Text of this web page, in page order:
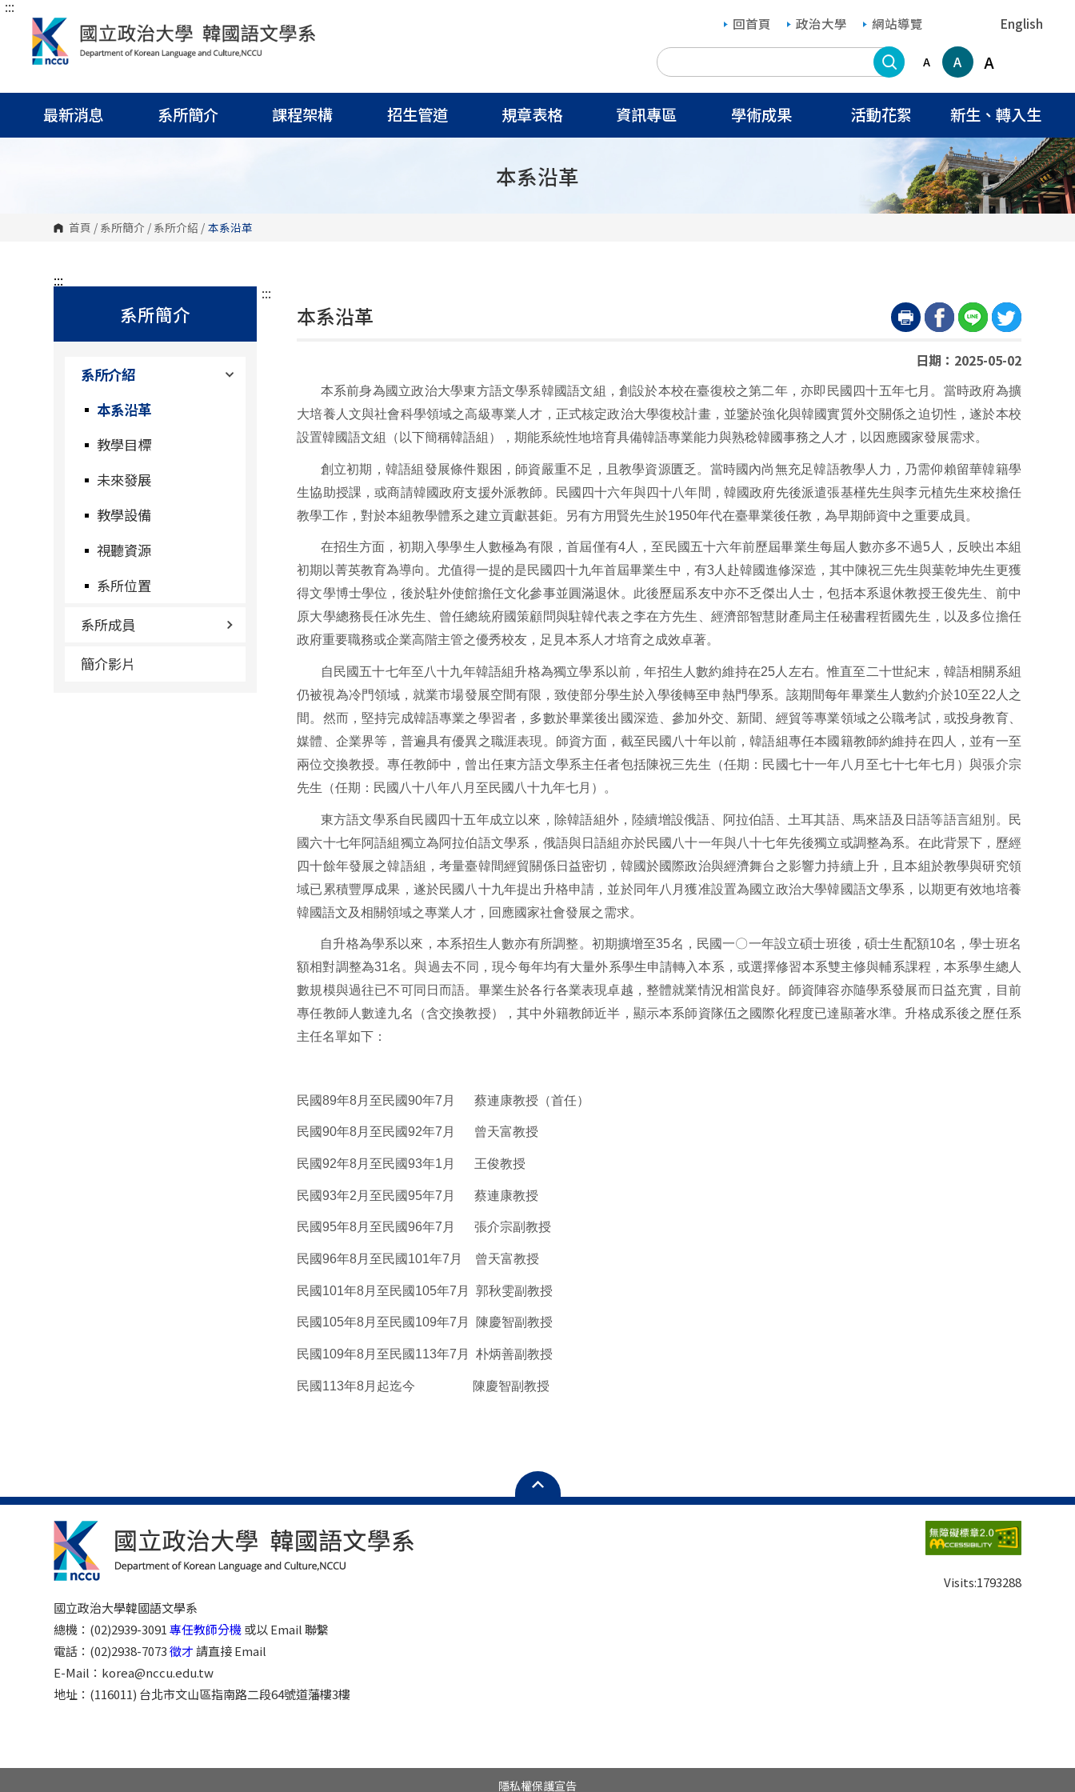
跳
塊
:::
回首頁 政治大學 網站導覽 English
搜尋A A A
最新消息 系所簡介 課程架構 招生管道 規章表格 資訊專區 學術成果 活動花絮 新生、轉入生
本系沿革
首頁 / 系所簡介 / 系所介紹 / 本系沿革
:::
系所簡介
系所介紹
本系沿革
教學目標
未來發展
教學設備
視聽資源
系所位置
系所成員
簡介影片
:::
本系沿革
日期：2025-05-02
本系前身為國立政治大學東方語文學系韓國語文組，創設於本校在臺復校之第二年，亦即民國四十五年七月。當時政府為擴
大培養人文與社會科學領域之高級專業人才，正式核定政治大學復校計畫，並鑒於強化與韓國實質外交關係之迫切性，遂於本校
設置韓國語文組（以下簡稱韓語組），期能系統性地培育具備韓語專業能力與熟稔韓國事務之人才，以因應國家發展需求。
創立初期，韓語組發展條件艱困，師資嚴重不足，且教學資源匱乏。當時國內尚無充足韓語教學人力，乃需仰賴留華韓籍學
生協助授課，或商請韓國政府支援外派教師。民國四十六年與四十八年間，韓國政府先後派遣張基槿先生與李元植先生來校擔任
教學工作，對於本組教學體系之建立貢獻甚鉅。另有方用賢先生於1950年代在臺畢業後任教，為早期師資中之重要成員。
在招生方面，初期入學學生人數極為有限，首屆僅有4人，至民國五十六年前歷屆畢業生每屆人數亦多不過5人，反映出本組
初期以菁英教育為導向。尤值得一提的是民國四十九年首屆畢業生中，有3人赴韓國進修深造，其中陳祝三先生與葉乾坤先生更獲
得文學博士學位，後於駐外使館擔任文化參事並圓滿退休。此後歷屆系友中亦不乏傑出人士，包括本系退休教授王俊先生、前中
原大學總務長任冰先生、曾任總統府國策顧問與駐韓代表之李在方先生、經濟部智慧財產局主任秘書程哲國先生，以及多位擔任
政府重要職務或企業高階主管之優秀校友，足見本系人才培育之成效卓著。
自民國五十七年至八十九年韓語組升格為獨立學系以前，年招生人數約維持在25人左右。惟直至二十世紀末，韓語相關系組
仍被視為冷門領域，就業市場發展空間有限，致使部分學生於入學後轉至申熱門學系。該期間每年畢業生人數約介於10至22人之
間。然而，堅持完成韓語專業之學習者，多數於畢業後出國深造、參加外交、新聞、經貿等專業領域之公職考試，或投身教育、
媒體、企業界等，普遍具有優異之職涯表現。師資方面，截至民國八十年以前，韓語組專任本國籍教師約維持在四人，並有一至
兩位交換教授。專任教師中，曾出任東方語文學系主任者包括陳祝三先生（任期：民國七十一年八月至七十七年七月）與張介宗
先生（任期：民國八十八年八月至民國八十九年七月）。
東方語文學系自民國四十五年成立以來，除韓語組外，陸續增設俄語、阿拉伯語、土耳其語、馬來語及日語等語言組別。民
國六十七年阿語組獨立為阿拉伯語文學系，俄語與日語組亦於民國八十一年與八十七年先後獨立或調整為系。在此背景下，歷經
四十餘年發展之韓語組，考量臺韓間經貿關係日益密切，韓國於國際政治與經濟舞台之影響力持續上升，且本組於教學與研究領
域已累積豐厚成果，遂於民國八十九年提出升格申請，並於同年八月獲准設置為國立政治大學韓國語文學系，以期更有效地培養
韓國語文及相關領域之專業人才，回應國家社會發展之需求。
自升格為學系以來，本系招生人數亦有所調整。初期擴增至35名，民國一〇一年設立碩士班後，碩士生配額10名，學士班名
額相對調整為31名。與過去不同，現今每年均有大量外系學生申請轉入本系，或選擇修習本系雙主修與輔系課程，本系學生總人
數規模與過往已不可同日而語。畢業生於各行各業表現卓越，整體就業情況相當良好。師資陣容亦隨學系發展而日益充實，目前
專任教師人數達九名（含交換教授），其中外籍教師近半，顯示本系師資隊伍之國際化程度已達顯著水準。升格成系後之歷任系
主任名單如下：
民國89年8月至民國90年7月 蔡連康教授（首任）
民國90年8月至民國92年7月 曾天富教授
民國92年8月至民國93年1月 王俊教授
民國93年2月至民國95年7月 蔡連康教授
民國95年8月至民國96年7月 張介宗副教授
民國96年8月至民國101年7月 曾天富教授
民國101年8月至民國105年7月 郭秋雯副教授
民國105年8月至民國109年7月 陳慶智副教授
民國109年8月至民國113年7月 朴炳善副教授
民國113年8月起迄今 陳慶智副教授
國立政治大學韓國語文學系
總機：(02)2939-3091專任教師分機或以 Email 聯繫
電話：(02)2938-7073徵才請直接 Email
E-Mail：korea@nccu.edu.tw
地址：(116011) 台北市文山區指南路二段64號道藩樓3樓
Visits:1793288
隱私權保護宣告